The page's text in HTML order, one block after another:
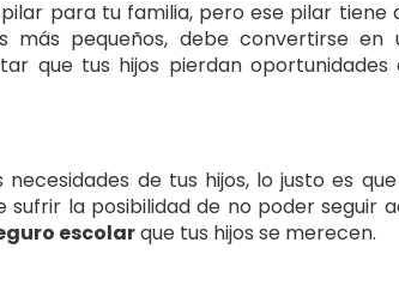
para tu familia, pero ese pilar tiene
pequeños, debe convertirse en
que tus hijos pierdan oportunidades
de tus hijos, lo justo es
la posibilidad de no poder seguir
escolarque tus hijos se merecen.